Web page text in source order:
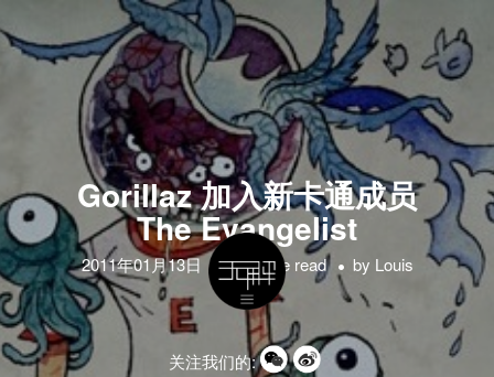
Gorillaz 加入新卡通成员
The Evangelist
2011年01月13日 1 minute read by Louis
关注我们的: